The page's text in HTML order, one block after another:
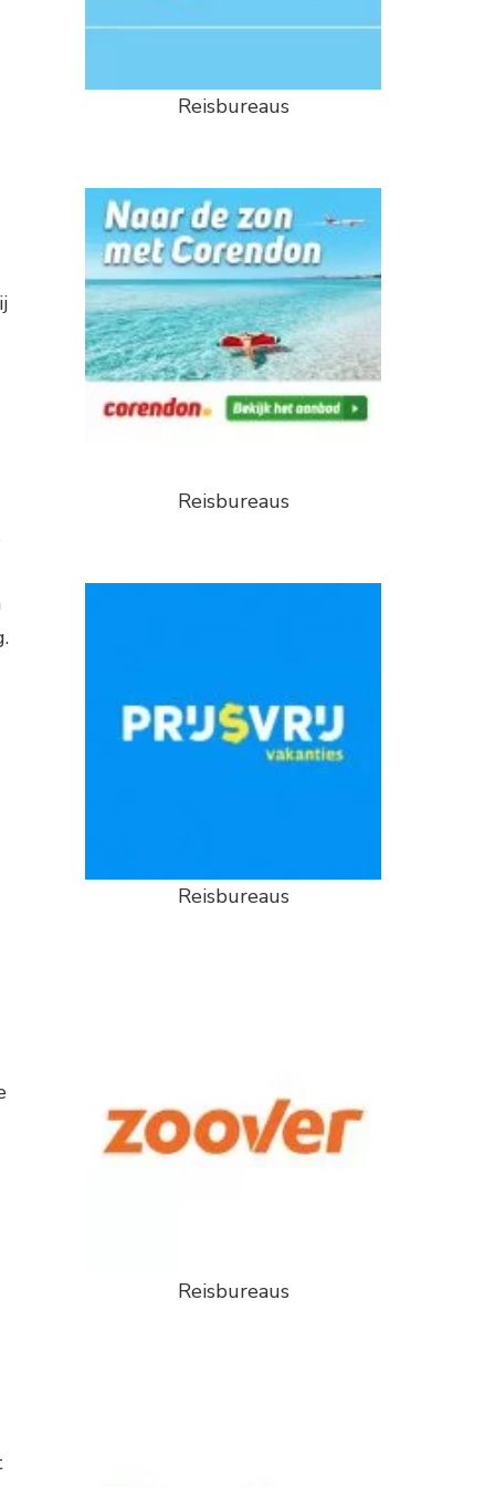
Reisbureaus
Reisbureaus
Reisbureaus
Reisbureaus